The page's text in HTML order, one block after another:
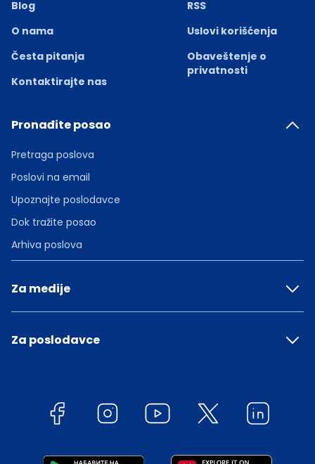
Blog
O nama
Česta pitanja
Kontaktirajte nas
RSS
Uslovi korišćenja
Obaveštenje o
privatnosti
Pronađite posao
Pretraga poslova
Poslovi na email
Upoznajte poslodavce
Dok tražite posao
Arhiva poslova
Za medije
Za poslodavce